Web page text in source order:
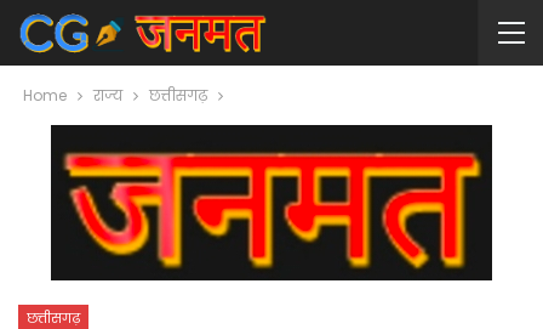
Home राज्य छत्तीसगढ़
छत्तीसगढ़